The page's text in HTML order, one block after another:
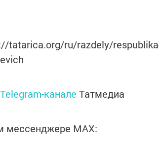
ru/razdely/
Telegram-канале Татмедиа
мессенджере MАХ: